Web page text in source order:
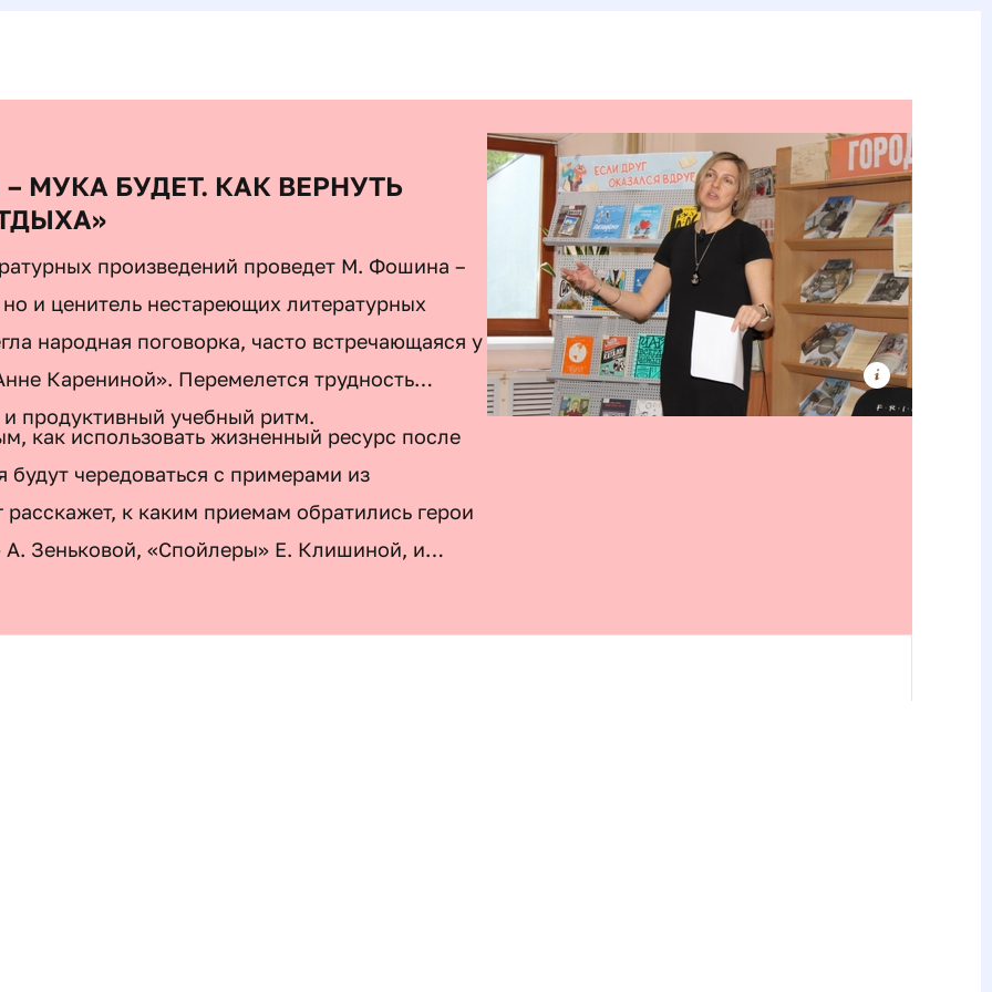
МУКА БУДЕТ. КАК ВЕРНУТЬ
произведений проведет М. Фошина –
и ценитель нестареющих литературных
народная поговорка, часто встречающаяся у
Карениной». Перемелется трудность
продуктивный учебный ритм.
как использовать жизненный ресурс после
чередоваться с примерами из
к каким приемам обратились герои
А. Зеньковой, «Спойлеры» Е. Клишиной, и
из жизни.